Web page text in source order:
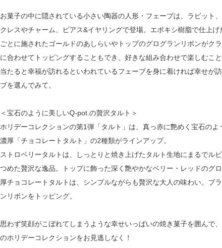
お菓子の中に隠されている小さい陶器の人形・フェーブは、ラビット
クレスやチャーム、ピアス&イヤリングで登場。エポキシ樹脂で仕上
ごとに施されたゴールドのあしらいやトップのグログランリボンがク
に合わせてトッピングすることもでき、好きな組み合わせで楽しむこ
当たると幸福が訪れるといわれているフェーブを身に着ければ幸せが
ブを選んでみて。
＜宝石のように美しいQ-pot.の贅沢タルト＞
ホリデーコレクションの第1弾「タルト」は、真っ赤に艶めく宝石の
濃厚「チョコレートタルト」の2種類がラインアップ。
ストロベリータルトは、しっとりと焼き上げたタルト生地にまるでル
つめた贅沢な逸品。トップに飾った深く艶やかなベリー・レッドのグ
厚チョコレートタルトは、シンプルながらも贅沢な大人の味わい。ブ
ンリボンをトッピング。
思わず笑顔がこぼれてしまうような幸せいっぱいの焼き菓子を囲んで
のホリデーコレクションをお見逃しなく！